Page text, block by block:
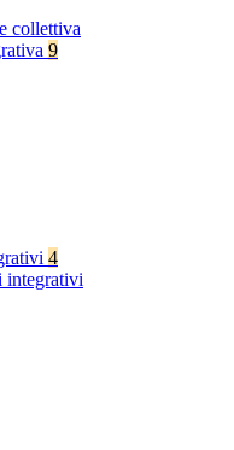
collettiva
9
4
integrativi